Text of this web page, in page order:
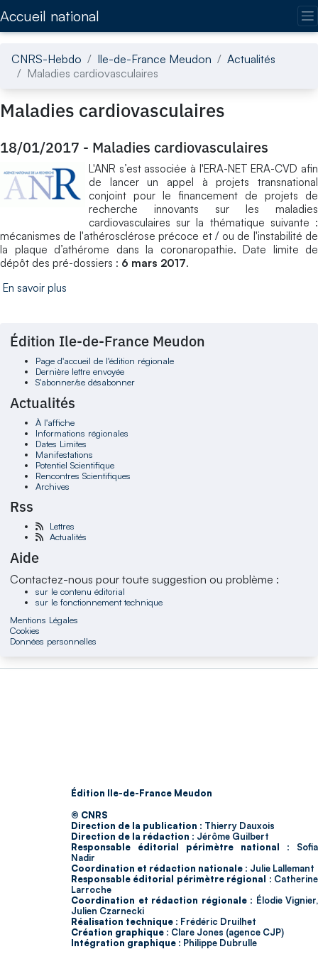
Accueil national
CNRS-Hebdo Ile-de-France Meudon
Actualités
Maladies cardiovasculaires
Maladies cardiovasculaires
18/01/2017 - Maladies cardiovasculaires
L'ANR s’est associée à l'ERA-NET ERA-CVD afin
de lancer un appel à projets transnational
conjoint pour le financement de projets de
recherche innovants sur les maladies
cardiovasculaires sur la thématique suivante :
mécanismes de l'athérosclérose précoce et / ou de l'instabilité de
la plaque d’athérome dans la coronaropathie. Date limite de
dépôt des pré-dossiers : 6 mars 2017.
En savoir plus
Édition Ile-de-France Meudon
Page d'accueil de l'édition régionale
Dernière lettre envoyée
S'abonner/se désabonner
Actualités
À l'affiche
Informations régionales
Dates Limites
Manifestations
Potentiel Scientifique
Rencontres Scientifiques
Archives
Rss
Lettres
Actualités
Aide
Contactez-nous pour toute suggestion ou problème :
sur le contenu éditorial
sur le fonctionnement technique
Mentions Légales
Cookies
Données personnelles
Édition Ile-de-France Meudon
© CNRS
Direction de la publication : Thierry Dauxois
Direction de la rédaction : Jérôme Guilbert
Responsable éditorial périmètre national : Sofia
Nadir
Coordination et rédaction nationale : Julie Lallemant
Responsable éditorial périmètre régional : Catherine
Larroche
Coordination et rédaction régionale : Élodie Vignier,
Julien Czarnecki
Réalisation technique : Frédéric Druilhet
Création graphique : Clare Jones (agence CJP)
Intégration graphique : Philippe Dubrulle